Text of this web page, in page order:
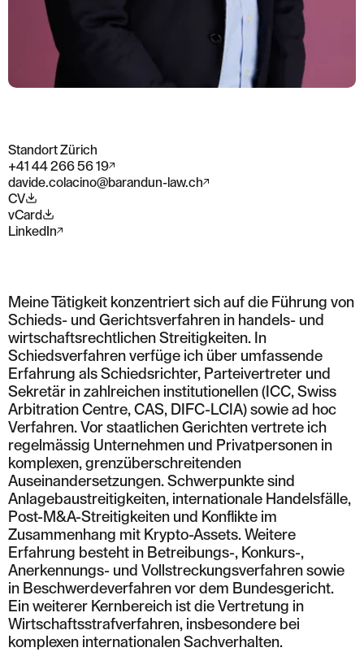
Standort Zürich
+41 44 266 56 19
davide.colacino@barandun-law.ch
CV
vCard
LinkedIn
Meine Tätigkeit konzentriert sich auf die Führung von
Schieds- und Gerichtsverfahren in handels- und
wirtschaftsrechtlichen Streitigkeiten. In
Schiedsverfahren verfüge ich über umfassende
Erfahrung als Schiedsrichter, Parteivertreter und
Sekretär in zahlreichen institutionellen (ICC, Swiss
Arbitration Centre, CAS, DIFC-LCIA) sowie ad hoc
Verfahren. Vor staatlichen Gerichten vertrete ich
regelmässig Unternehmen und Privatpersonen in
komplexen, grenzüberschreitenden
Auseinandersetzungen. Schwerpunkte sind
Anlagebaustreitigkeiten, internationale Handelsfälle,
Post-M&A-Streitigkeiten und Konflikte im
Zusammenhang mit Krypto-Assets. Weitere
Erfahrung besteht in Betreibungs-, Konkurs-,
Anerkennungs- und Vollstreckungsverfahren sowie
in Beschwerdeverfahren vor dem Bundesgericht.
Ein weiterer Kernbereich ist die Vertretung in
Wirtschaftsstrafverfahren, insbesondere bei
komplexen internationalen Sachverhalten.